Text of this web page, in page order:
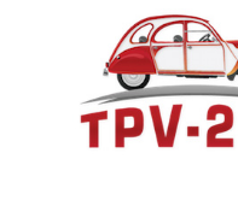
VIDEO
ANNUAIRES